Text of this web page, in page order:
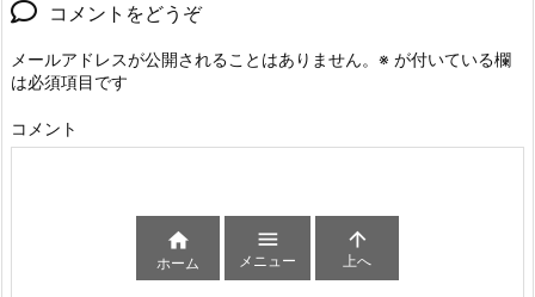
コメントをどうぞ
メールアドレスが公開されることはありません。 ※ が付いている欄
は必須項目です
コメント

ホーム

メニュー

上へ